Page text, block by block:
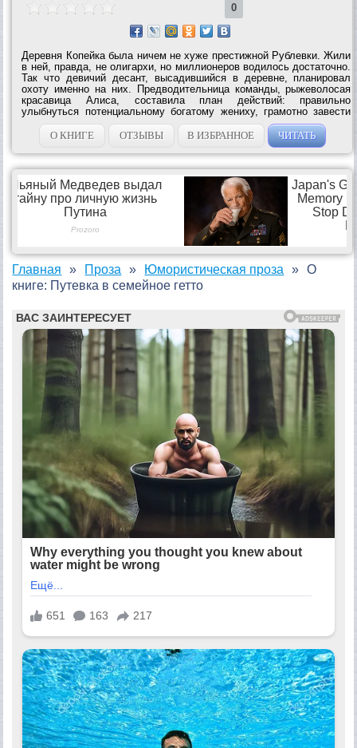
0
Деревня Копейка была ничем не хуже престижной Рублевки. Жили
в ней, правда, не олигархи, но миллионеров водилось достаточно.
Так что девичий десант, высадившийся в деревне, планировал
охоту именно на них. Предводительница команды, рыжеволосая
красавица Алиса, составила план действий: правильно
улыбнуться потенциальному богатому жениху, грамотно завести
разговор, очаровать, привязать его к себе – и путевка в
счастливую семейную...
О КНИГЕ ОТЗЫВЫ В ИЗБРАННОЕ ЧИТАТЬ
Главная Проза Юмористическая проза
О
книге: Путевка в семейное гетто